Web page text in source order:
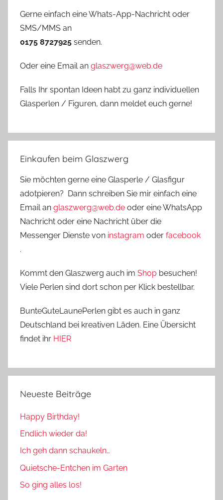
Gerne einfach eine Whats-App-Nachricht oder
SMS/MMS an
0175 8727925 senden.
Oder eine Email an glaszwerg@web.de
Falls Ihr spontan Ideen habt zu ganz individuellen
Glasperlen / Figuren, dann meldet euch gerne!
Einkaufen beim Glaszwerg
Sie möchten gerne eine Glasperle / Glasfigur
adotpieren? Dann schreiben Sie mir einfach eine
Email an glaszwerg@web.de oder eine WhatsApp
Nachricht oder eine Nachricht über die
Messenger Dienste von instagram oder facebook
.
Kommt den Glaszwerg auch im Shop besuchen!
Viele Perlen sind dort schon per Klick bestellbar.
BunteGuteLaunePerlen gibt es auch in ganz
Deutschland bei kreativen Läden. Eine Übersicht
findet ihr HIER
Neueste Beiträge
Happy Birthday!
Endlich wieder da!
Ich geh dann schaukeln…
Quietsche-Entchen im Garten
So ging alles los!